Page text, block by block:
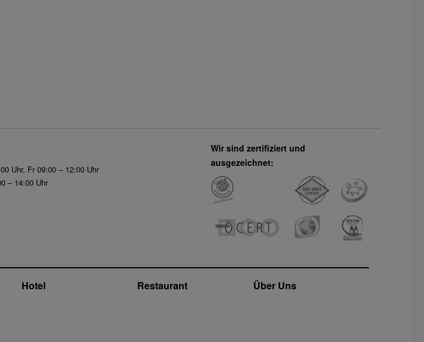
Uhr, Fr 09:00 – 12:00 Uhr
– 14:00 Uhr
Wir sind zertifiziert und
ausgezeichnet:
Hotel Restaurant Über Uns